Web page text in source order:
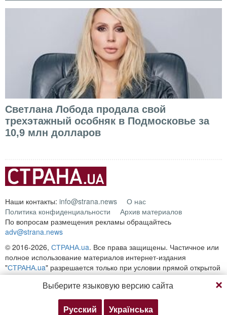
Светлана Лобода продала свой
трехэтажный особняк в Подмосковье за
10,9 млн долларов
Наши контакты: info@strana.news
О нас
Политика конфиденциальности
Архив материалов
По вопросам размещения рекламы обращайтесь
adv@strana.news
© 2016-2026, СТРАНА.ua. Все права защищены. Частичное или
полное использование материалов интернет-издания
"СТРАНА.ua" разрешается только при условии прямой открытой
для поисковых систем гиперссылки на непосредственный адрес
материала на сайтеstrana.ua
Любое копирование, публикация, перепечатка или
воспроизведение информации, содержащей ссылку на
Выберите языковую версию сайта
Русский Українська